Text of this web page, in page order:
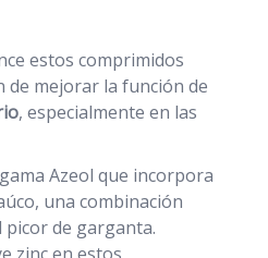
estos comprimidos
de mejorar la función de
, especialmente en las
Azeol que incorpora
una combinación
picor de garganta.